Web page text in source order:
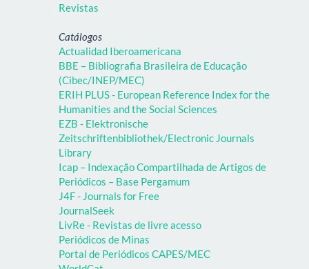
Revistas
Catálogos
Actualidad Iberoamericana
BBE – Bibliografia Brasileira de Educação
(Cibec/INEP/MEC)
ERIH PLUS - European Reference Index for the
Humanities and the Social Sciences
EZB - Elektronische
Zeitschriftenbibliothek/Electronic Journals
Library
Icap – Indexação Compartilhada de Artigos de
Periódicos – Base Pergamum
J4F - Journals for Free
JournalSeek
LivRe - Revistas de livre acesso
Periódicos de Minas
Portal de Periódicos CAPES/MEC